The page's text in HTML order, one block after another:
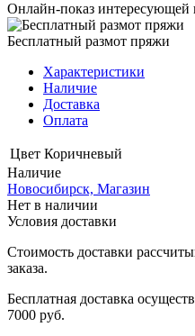
Онлайн-показ интересующей
Бесплатный размот пряжи
Характеристики
Наличие
Доставка
Оплата
Цвет Коричневый
Наличие
Новосибирск, Магазин
Нет в наличии
Условия доставки
Стоимость доставки
заказа.
Бесплатная доставка
7000 руб.